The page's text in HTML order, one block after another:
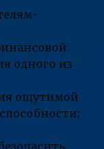
одного из
ощутимой